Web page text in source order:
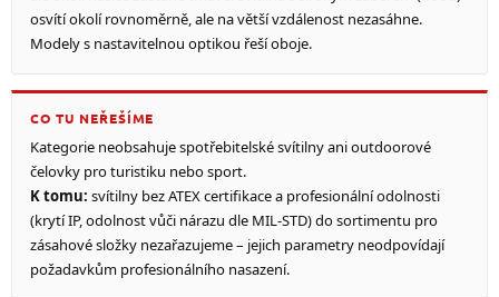
osvítí okolí rovnoměrně, ale na větší vzdálenost nezasáhne.
Modely s nastavitelnou optikou řeší oboje.
CO TU NEŘEŠÍME
Kategorie neobsahuje spotřebitelské svítilny ani outdoorové
čelovky pro turistiku nebo sport.
K tomu: svítilny bez ATEX certifikace a profesionální odolnosti
(krytí IP, odolnost vůči nárazu dle MIL-STD) do sortimentu pro
zásahové složky nezařazujeme – jejich parametry neodpovídají
požadavkům profesionálního nasazení.